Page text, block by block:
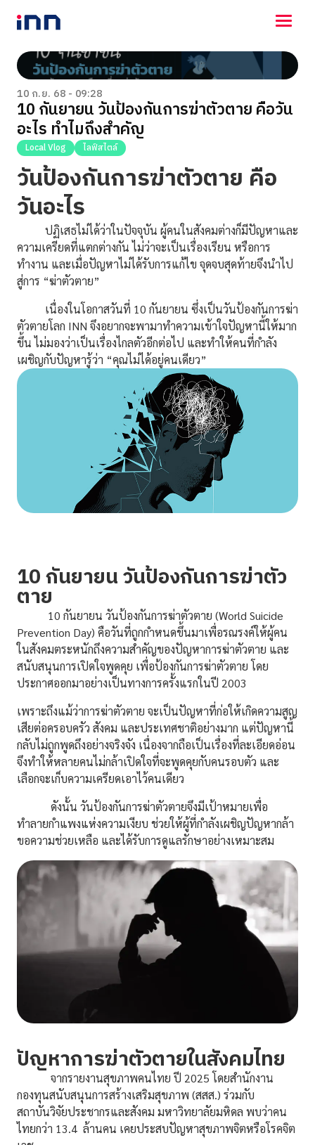
NEWS
ENTERTAINMENT
LIFESTYLE
HOROSCOPE
LOTTERY
VIDEO
ร่วมด้วยช่วยกัน
10 ก.ย. 68 - 09:28
10 กันยายน วันป้องกันการฆ่าตัวตาย คือวัน
อะไร ทำไมถึงสำคัญ
Local Vlog ไลฟ์สไตล์
วันป้องกันการฆ่าตัวตาย คือ
วันอะไร
ปฏิเสธไม่ได้ว่าในปัจจุบัน ผู้คนในสังคมต่างก็มีปัญหาและ
ความเครียดที่แตกต่างกัน ไม่ว่าจะเป็นเรื่องเรียน หรือการ
ทำงาน และเมื่อปัญหาไม่ได้รับการแก้ไข จุดจบสุดท้ายจึงนำไป
สู่การ “ฆ่าตัวตาย”
เนื่องในโอกาสวันที่ 10 กันยายน ซึ่งเป็นวันป้องกันการฆ่า
ตัวตายโลก INN จึงอยากจะพามาทำความเข้าใจปัญหานี้ให้มาก
ขึ้น ไม่มองว่าเป็นเรื่องไกลตัวอีกต่อไป และทำให้คนที่กำลัง
เผชิญกับปัญหารู้ว่า “คุณไม่ได้อยู่คนเดียว”
10 กันยายน วันป้องกันการฆ่าตัว
ตาย
10 กันยายน วันป้องกันการฆ่าตัวตาย (World Suicide
Prevention Day) คือวันที่ถูกกำหนดขึ้นมาเพื่อรณรงค์ให้ผู้คน
ในสังคมตระหนักถึงความสำคัญของปัญหาการฆ่าตัวตาย และ
สนับสนุนการเปิดใจพูดคุย เพื่อป้องกันการฆ่าตัวตาย โดย
ประกาศออกมาอย่างเป็นทางการครั้งแรกในปี 2003
เพราะถึงแม้ว่าการฆ่าตัวตาย จะเป็นปัญหาที่ก่อให้เกิดความสูญ
เสียต่อครอบครัว สังคม และประเทศชาติอย่างมาก แต่ปัญหานี้
กลับไม่ถูกพูดถึงอย่างจริงจัง เนื่องจากถือเป็นเรื่องที่ละเอียดอ่อน
จึงทำให้หลายคนไม่กล้าเปิดใจที่จะพูดคุยกับคนรอบตัว และ
เลือกจะเก็บความเครียดเอาไว้คนเดียว
ดังนั้น วันป้องกันการฆ่าตัวตายจึงมีเป้าหมายเพื่อ
ทำลายกำแพงแห่งความเงียบ ช่วยให้ผู้ที่กำลังเผชิญปัญหากล้า
ขอความช่วยเหลือ และได้รับการดูแลรักษาอย่างเหมาะสม
ปัญหาการฆ่าตัวตายในสังคมไทย
จากรายงานสุขภาพคนไทย ปี 2025 โดยสำนักงาน
กองทุนสนับสนุนการสร้างเสริมสุขภาพ (สสส.) ร่วมกับ
สถาบันวิจัยประชากรและสังคม มหาวิทยาลัยมหิดล พบว่าคน
ไทยกว่า 13.4 ล้านคน เคยประสบปัญหาสุขภาพจิตหรือโรคจิต